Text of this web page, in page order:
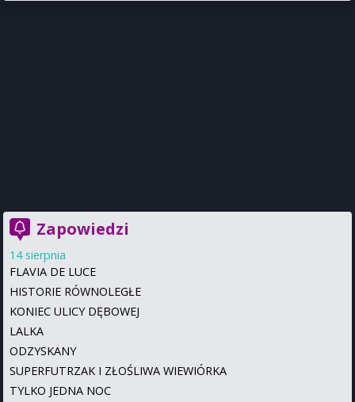
Zapowiedzi
14 sierpnia
FLAVIA DE LUCE
HISTORIE RÓWNOLEGŁE
KONIEC ULICY DĘBOWEJ
LALKA
ODZYSKANY
SUPERFUTRZAK I ZŁOŚLIWA WIEWIÓRKA
TYLKO JEDNA NOC